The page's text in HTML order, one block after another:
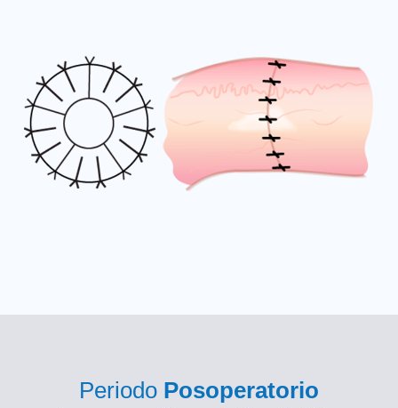
Periodo Posoperatorio